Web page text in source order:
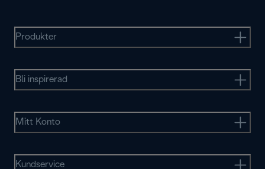
Produkter
Bli inspirerad
Mitt Konto
Kundservice